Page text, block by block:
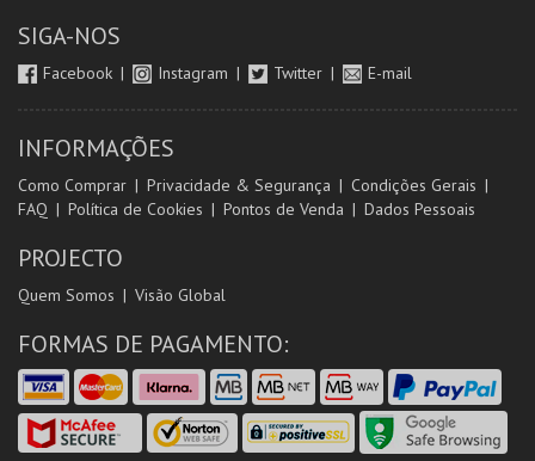
SIGA-NOS
Facebook Instagram Twitter E-mail
INFORMAÇÕES
Como Comprar Privacidade & Segurança
Condições Gerais
FAQ
Política de Cookies Pontos de Venda Dados Pessoais
PROJECTO
Quem Somos Visão Global
FORMAS DE PAGAMENTO: